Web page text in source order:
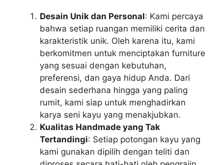
Desain Unik dan Personal: Kami percaya
bahwa setiap ruangan memiliki cerita dan
karakteristik unik. Oleh karena itu, kami
berkomitmen untuk menciptakan furniture
yang sesuai dengan kebutuhan,
preferensi, dan gaya hidup Anda. Dari
desain sederhana hingga yang paling
rumit, kami siap untuk menghadirkan
karya seni kayu yang menakjubkan.
Kualitas Handmade yang Tak
Tertandingi: Setiap potongan kayu yang
kami gunakan dipilih dengan teliti dan